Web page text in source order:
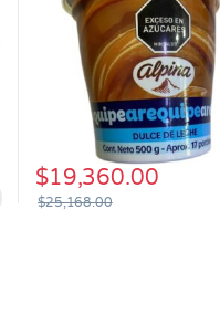
$19,360.00
$25,168.00